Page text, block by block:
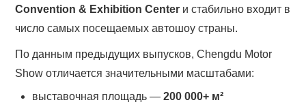
Convention & Exhibition Center и стабильно входит в
число самых посещаемых автошоу страны.
По данным предыдущих выпусков, Chengdu Motor
Show отличается значительными масштабами:
выставочная площадь —200 000+ м²